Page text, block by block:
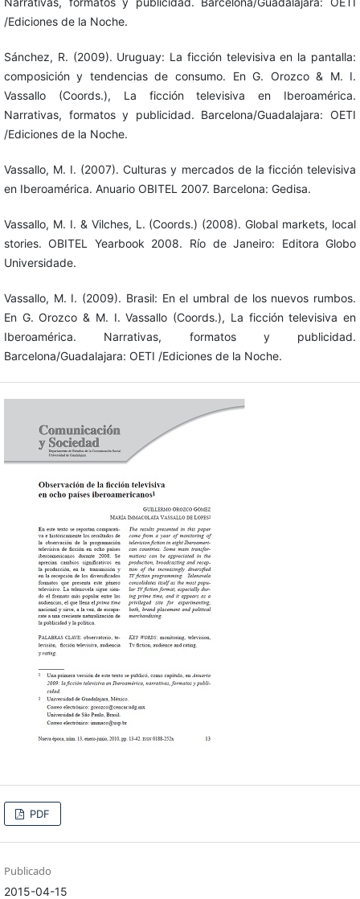
/Ediciones de la Noche.
Sánchez, R. (2009). Uruguay: La ficción televisiva en la pantalla:
composición y tendencias de consumo. En G. Orozco & M. I.
Vassallo (Coords.), La ficción televisiva en Iberoamérica.
Narrativas, formatos y publicidad. Barcelona/Guadalajara: OETI
/Ediciones de la Noche.
Vassallo, M. I. (2007). Culturas y mercados de la ficción televisiva
en Iberoamérica. Anuario OBITEL 2007. Barcelona: Gedisa.
Vassallo, M. I. & Vilches, L. (Coords.) (2008). Global markets, local
stories. OBITEL Yearbook 2008. Río de Janeiro: Editora Globo
Universidade.
Vassallo, M. I. (2009). Brasil: En el umbral de los nuevos rumbos.
En G. Orozco & M. I. Vassallo (Coords.), La ficción televisiva en
Iberoamérica. Narrativas, formatos y publicidad.
Barcelona/Guadalajara: OETI /Ediciones de la Noche.
PDF
Publicado
2015-04-15